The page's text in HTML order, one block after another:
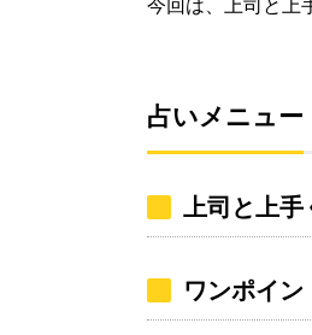
今回は、上司と上
占いメニュー
上司と上手
ワンポイン